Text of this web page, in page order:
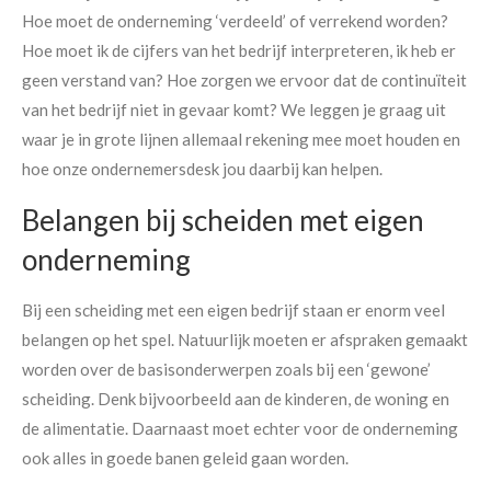
Hoe moet de onderneming ‘verdeeld’ of verrekend worden?
Hoe moet ik de cijfers van het bedrijf interpreteren, ik heb er
geen verstand van? Hoe zorgen we ervoor dat de continuïteit
van het bedrijf niet in gevaar komt? We leggen je graag uit
waar je in grote lijnen allemaal rekening mee moet houden en
hoe onze ondernemersdesk jou daarbij kan helpen.
Belangen bij scheiden met eigen
onderneming
Bij een scheiding met een eigen bedrijf staan er enorm veel
belangen op het spel. Natuurlijk moeten er afspraken gemaakt
worden over de basisonderwerpen zoals bij een ‘gewone’
scheiding. Denk bijvoorbeeld aan de kinderen, de woning en
de alimentatie. Daarnaast moet echter voor de onderneming
ook alles in goede banen geleid gaan worden.